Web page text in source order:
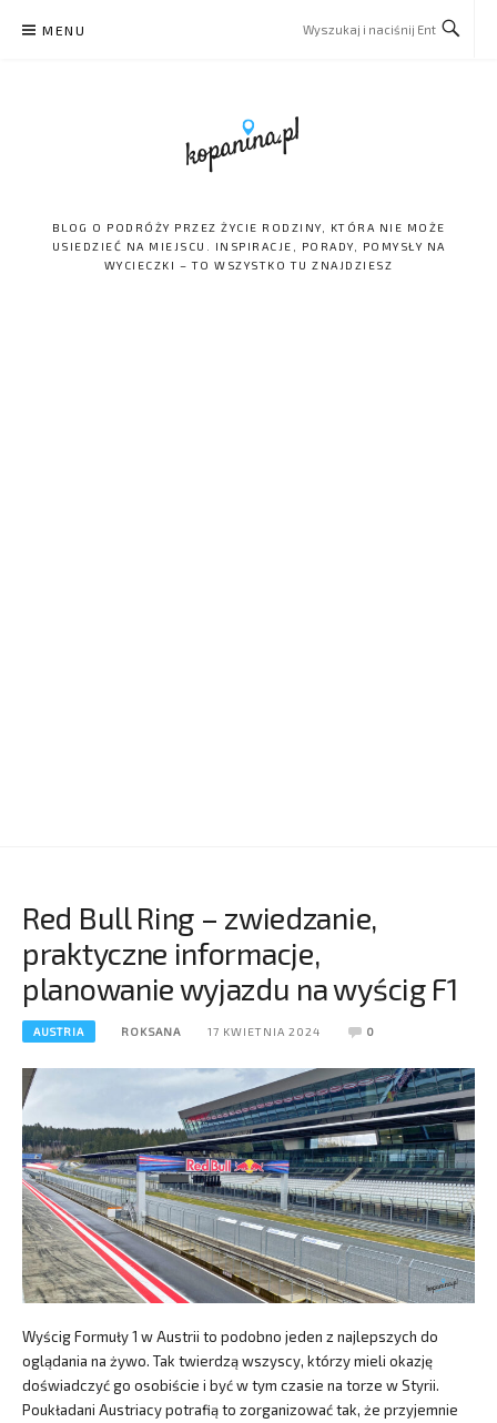
MENU
BLOG O PODRÓŻY PRZEZ ŻYCIE RODZINY, KTÓRA NIE MOŻE
USIEDZIEĆ NA MIEJSCU. INSPIRACJE, PORADY, POMYSŁY NA
WYCIECZKI – TO WSZYSTKO TU ZNAJDZIESZ
Red Bull Ring – zwiedzanie,
praktyczne informacje,
planowanie wyjazdu na wyścig F1
AUSTRIA ROKSANA 17 KWIETNIA 2024 0
Wyścig Formuły 1 w Austrii to podobno jeden z najlepszych do
oglądania na żywo. Tak twierdzą wszyscy, którzy mieli okazję
doświadczyć go osobiście i być w tym czasie na torze w Styrii.
Poukładani Austriacy potrafią to zorganizować tak, że przyjemnie